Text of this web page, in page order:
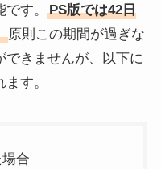
す。
PS版では42日
原則この期間が過ぎな
できませんが、以下に
す。
合